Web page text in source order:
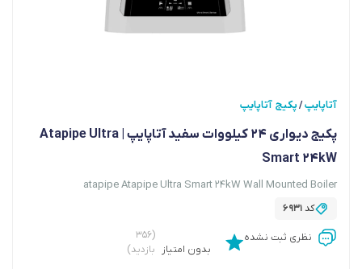
آتاپایپ/پکیج آتاپایپ
پکیج دیواری ۲۴ کیلووات سفید آتاپایپ | Atapipe Ultra
Smart 24kW
atapipe Atapipe Ultra Smart 24kW Wall Mounted Boiler
کد6931
نظری ثبت نشده
بدون امتیاز
(۳۵۶
بازدید)